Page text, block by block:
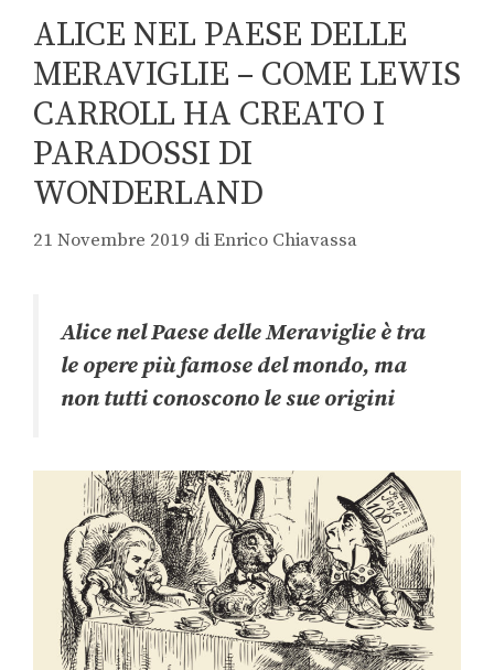
ALICE NEL PAESE DELLE
MERAVIGLIE – COME LEWIS
CARROLL HA CREATO I
PARADOSSI DI
WONDERLAND
21 Novembre 2019 diEnrico Chiavassa
Alice nel Paese delle Meraviglie è tra
le opere più famose del mondo, ma
non tutti conoscono le sue origini